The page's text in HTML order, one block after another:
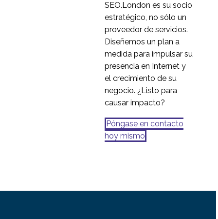
0
SEO.London es su socio
estratégico, no sólo un
proveedor de servicios.
Diseñemos un plan a
medida para impulsar su
presencia en Internet y
el crecimiento de su
negocio. ¿Listo para
causar impacto?
Póngase en contacto
hoy mismo